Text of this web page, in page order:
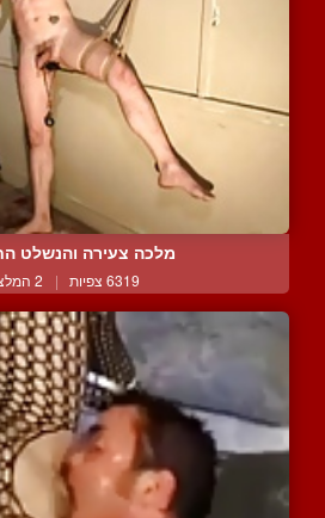
מלכה צעירה והנשלט
6319 צפיות | 2 המלצות